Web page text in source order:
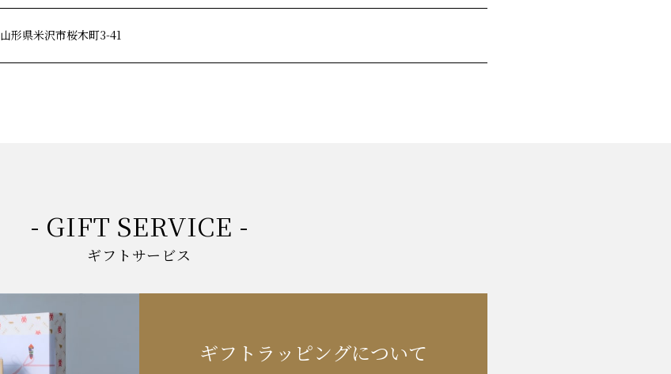
山形県米沢市桜木町3-41
- GIFT SERVICE -
ギフトサービス
ギフトラッピングについて